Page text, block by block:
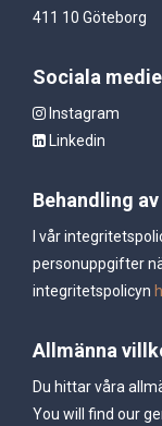
411 10 Göteborg
Sociala
Instagram
Linkedin
Behandling
I vår
personuppgifter
integritetspolicyn
Allmänna
Du hittar våra
You will find our